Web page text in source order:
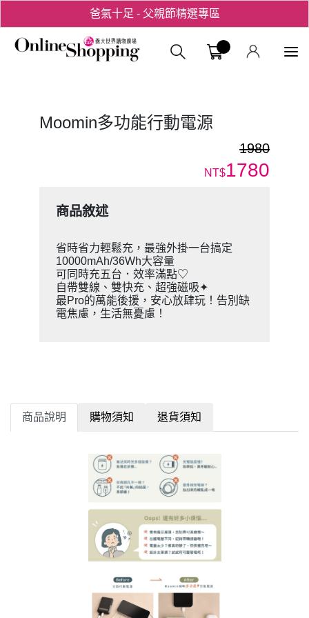
爸氣十足 - 父親節精選專區
用心愛你！七夕星選禮遇！義大購物
Moomin多功能行動電源
1980
NT$1780
商品敘述
省時省力輕鬆充，最強外掛一台搞定
10000mAh/36Wh大容量
可同時充五台．效率滿點♡
自帶雙線、雙快充、超強磁吸✦
最Pro的萬能後援，安心放肆玩！告別缺
電焦慮，生活無憂慮！
商品說明 購物須知 退貨須知